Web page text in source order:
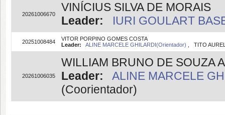
20261006670
VINÍCIUS SILVA DE MORAIS
Leader:
IURI GOULART
20251008484
VITOR PORPINO GOMES COSTA
Leader:
ALINE MARCELE GHILARDI(Orientador) , TITO
20261006035
WILLIAM BRUNO DE SOUZA
Leader:
ALINE MARCELE
(Coorientador)